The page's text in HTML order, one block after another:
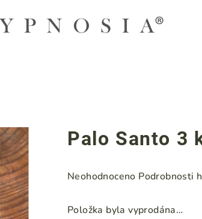
Palo Santo 3
Průměrné
produktu
Neohodnoceno Podrobnosti
Položka byla vyprodána…